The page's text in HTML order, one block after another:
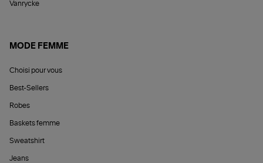
Vanrycke
MODE FEMME
Choisi pour vous
Best-Sellers
Robes
Baskets femme
Sweatshirt
Jeans